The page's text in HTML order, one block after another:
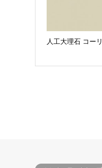
人工大理石 コー